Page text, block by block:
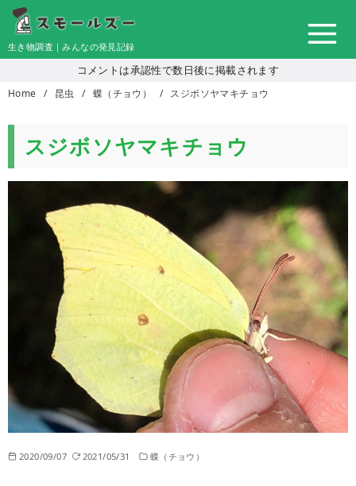
コ
テ
ツ
生き物調査｜みんなの発見記録
コメントは承認性で数日後に掲載されます
Home 昆虫 蝶（チョウ） スジボソヤマキチョウ
スジボソヤマキチョウ
2020/09/07 2021/05/31 蝶（チョウ）